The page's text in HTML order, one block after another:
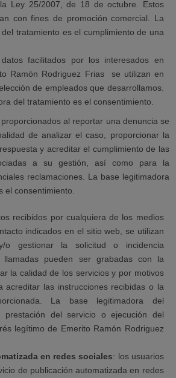
Ley 25/2007, de 18 de octubre. Estos
con fines de promoción comercial. La
tratamiento es el cumplimiento de una
facilitados por los interesados en
Ramón Rodriguez Frias
se utilizan en
de empleados que desarrollamos.
del tratamiento es el consentimiento.
al reportar una denuncia se
de analizar el caso, proporcionar la
y acreditar el cumplimiento de las
a su gestión, así como para la
reclamaciones. La base legitimadora
el consentimiento.
recibidos por cualquiera de los medios
indicados en el sitio web, se utilizan
o gestionar la solicitud o incidencia
llamadas pueden ser grabadas con la
la calidad de los servicios y por motivos
acreditar las instrucciones recibidas o la
La base legitimadora del
prestación del servicio o ejecución del
legítimo de Emerito Ramón Rodriguez
en redes sociales: los usuarios
de publicación automatizada en redes